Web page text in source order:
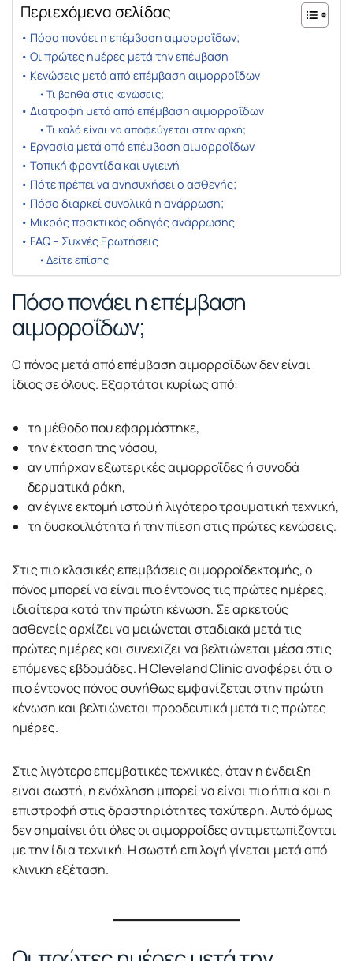
Περιεχόμενα σελίδας
Πόσο πονάει η επέμβαση αιμορροΐδων;
Οι πρώτες ημέρες μετά την επέμβαση
Κενώσεις μετά από επέμβαση αιμορροΐδων
Τι βοηθά στις κενώσεις;
Διατροφή μετά από επέμβαση αιμορροΐδων
Τι καλό είναι να αποφεύγεται στην αρχή;
Εργασία μετά από επέμβαση αιμορροΐδων
Τοπική φροντίδα και υγιεινή
Πότε πρέπει να ανησυχήσει ο ασθενής;
Πόσο διαρκεί συνολικά η ανάρρωση;
Μικρός πρακτικός οδηγός ανάρρωσης
FAQ – Συχνές Ερωτήσεις
Δείτε επίσης
Πόσο πονάει η επέμβαση
αιμορροΐδων;
Ο πόνος μετά από επέμβαση αιμορροΐδων δεν είναι
ίδιος σε όλους. Εξαρτάται κυρίως από:
τη μέθοδο που εφαρμόστηκε,
την έκταση της νόσου,
αν υπήρχαν εξωτερικές αιμορροΐδες ή συνοδά
δερματικά ράκη,
αν έγινε εκτομή ιστού ή λιγότερο τραυματική τεχνική,
τη δυσκοιλιότητα ή την πίεση στις πρώτες κενώσεις.
Στις πιο κλασικές επεμβάσεις αιμορροϊδεκτομής, ο
πόνος μπορεί να είναι πιο έντονος τις πρώτες ημέρες,
ιδιαίτερα κατά την πρώτη κένωση. Σε αρκετούς
ασθενείς αρχίζει να μειώνεται σταδιακά μετά τις
πρώτες ημέρες και συνεχίζει να βελτιώνεται μέσα στις
επόμενες εβδομάδες. Η Cleveland Clinic αναφέρει ότι ο
πιο έντονος πόνος συνήθως εμφανίζεται στην πρώτη
κένωση και βελτιώνεται προοδευτικά μετά τις πρώτες
ημέρες.
Στις λιγότερο επεμβατικές τεχνικές, όταν η ένδειξη
είναι σωστή, η ενόχληση μπορεί να είναι πιο ήπια και η
επιστροφή στις δραστηριότητες ταχύτερη. Αυτό όμως
δεν σημαίνει ότι όλες οι αιμορροΐδες αντιμετωπίζονται
με την ίδια τεχνική. Η σωστή επιλογή γίνεται μετά από
κλινική εξέταση.